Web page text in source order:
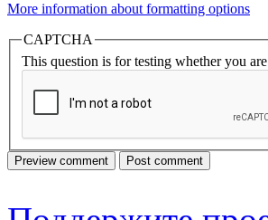
More information about formatting options
CAPTCHA
This question is for testing whether you